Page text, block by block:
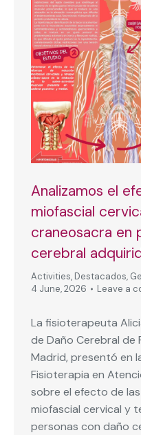
Analizamos el
miofascial
craneosacra en
cerebral
Activities, Destacados,
4 June, 2026
Leave a
La fisioterapeuta
de Daño Cerebral de
Madrid, presentó en
Fisioterapia en
sobre el efecto de
miofascial cervical y
personas con daño